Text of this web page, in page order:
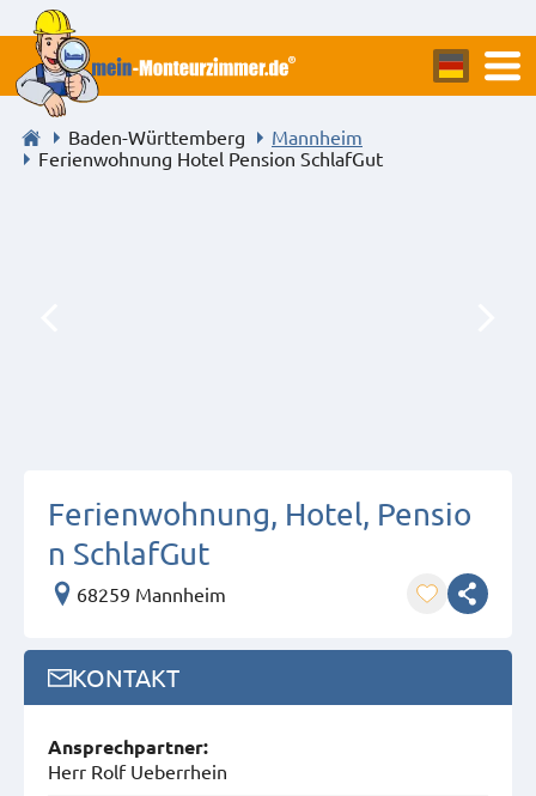
Baden-Württemberg
Mannheim
Ferienwohnung Hotel Pension SchlafGut
Ferienwohnung, Hotel, Pensio
n SchlafGut
68259 Mannheim
KONTAKT
Ansprech­partner:
Herr Rolf Ueberrhein